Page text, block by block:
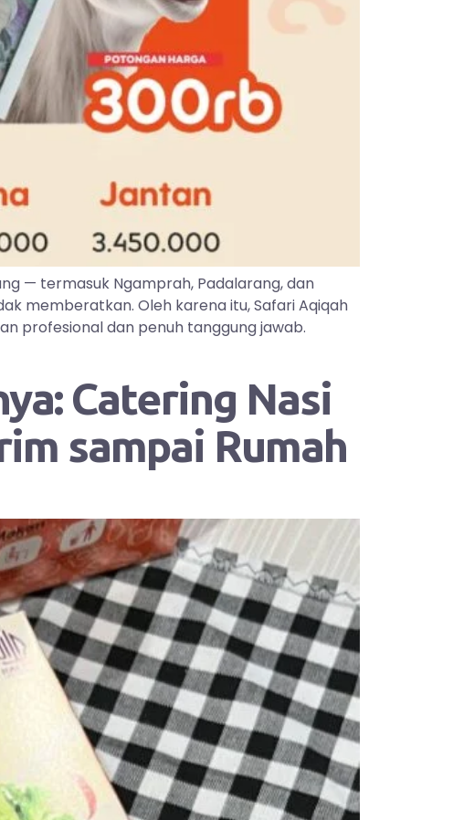
— termasuk Ngamprah, Padalarang, dan
memberatkan. Oleh karena itu, Safari Aqiqah
profesional dan penuh tanggung jawab.
Catering Nasi
sampai Rumah